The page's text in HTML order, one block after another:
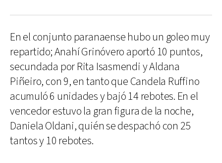
En el conjunto paranaense hubo un goleo muy
repartido; Anahí Grinóvero aportó 10 puntos,
secundada por Rita Isasmendi y Aldana
Piñeiro, con 9, en tanto que Candela Ruffino
acumuló 6 unidades y bajó 14 rebotes. En el
vencedor estuvo la gran figura de la noche,
Daniela Oldani, quién se despachó con 25
tantos y 10 rebotes.